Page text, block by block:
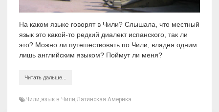
На каком языке говорят в Чили? Слышала, что местный
язык это какой-то редкий диалект испанского, так ли
это? Можно ли путешествовать по Чили, владея одним
лишь английским языком? Поймут ли меня?
Читать дальше...
Чили,язык в Чили,Латинская Америка